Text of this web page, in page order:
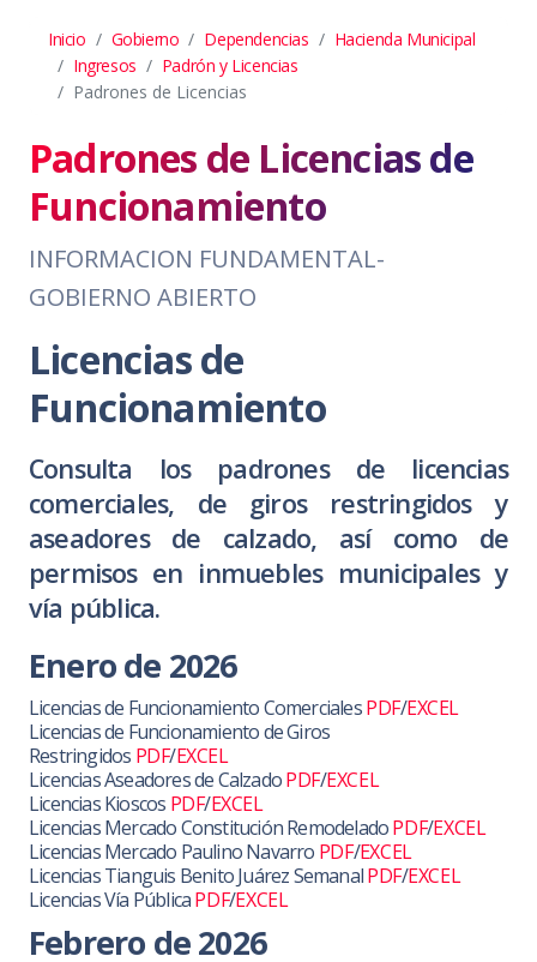
Inicio Gobierno Dependencias
Hacienda Municipal
Ingresos
Padrón y Licencias
Padrones de Licencias
Padrones de Licencias de
Funcionamiento
INFORMACION FUNDAMENTAL-
GOBIERNO ABIERTO
Licencias de
Funcionamiento
Consulta los padrones de licencias
comerciales, de giros restringidos y
aseadores de calzado, así como de
permisos en inmuebles municipales y
vía pública.
Enero de 2026
Licencias de Funcionamiento ComercialesPDF/EXCEL
Licencias de Funcionamiento de Giros
Restringidos PDF/EXCEL
Licencias Aseadores de CalzadoPDF/EXCEL
Licencias Kioscos PDF/EXCEL
Licencias Mercado Constitución RemodeladoPDF/EXCEL
Licencias Mercado Paulino Navarro PDF/EXCEL
Licencias Tianguis Benito Juárez SemanalPDF/EXCEL
Licencias Vía PúblicaPDF/EXCEL
Febrero de 2026